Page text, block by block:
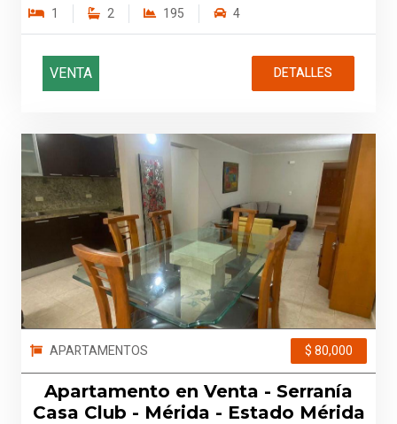
1
2 195 4
VENTA DETALLES
APARTAMENTOS $ 80,000
Apartamento en Venta - Serranía
Casa Club - Mérida - Estado Mérida